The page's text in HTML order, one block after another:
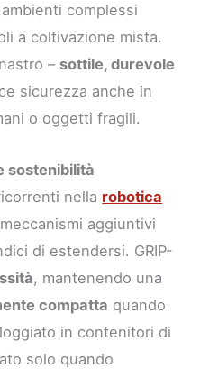
complessi
a coltivazione mista.
– sottile, durevole
sicurezza anche in
o oggetti fragili.
sostenibilità
nella robotica
aggiuntivi
di estendersi. GRIP-
, mantenendo una
compatta quando
in contenitori di
solo quando